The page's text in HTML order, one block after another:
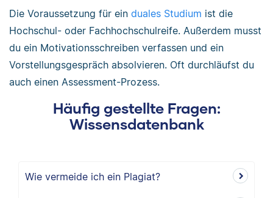
Die Voraussetzung für ein duales Studium ist die
Hochschul- oder Fachhochschulreife. Außerdem musst
du ein Motivationsschreiben verfassen und ein
Vorstellungsgespräch absolvieren. Oft durchläufst du
auch einen Assessment-Prozess.
Häufig gestellte Fragen:
Wissensdatenbank
Wie vermeide ich ein Plagiat?